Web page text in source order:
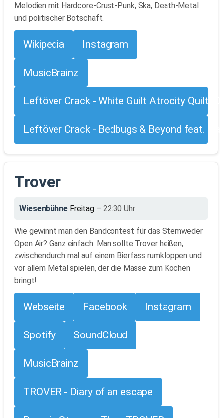
Melodien mit Hardcore-Crust-Punk, Ska, Death-Metal
und politischer Botschaft.
Wikipedia Instagram
MusicBrainz
Leftöver Crack - White Guilt Atrocity Quilt
Leftöver Crack - Bedbugs & Beyond feat.
Trover
Wiesenbühne Freitag – 22:30 Uhr
Wie gewinnt man den Bandcontest für das Stemweder
Open Air? Ganz einfach: Man sollte Trover heißen,
zwischendurch mal auf einem Bierfass rumkloppen und
vor allem Metal spielen, der die Masse zum Kochen
bringt!
Webseite Facebook Instagram
Spotify SoundCloud
MusicBrainz
TROVER - Diary of an escape